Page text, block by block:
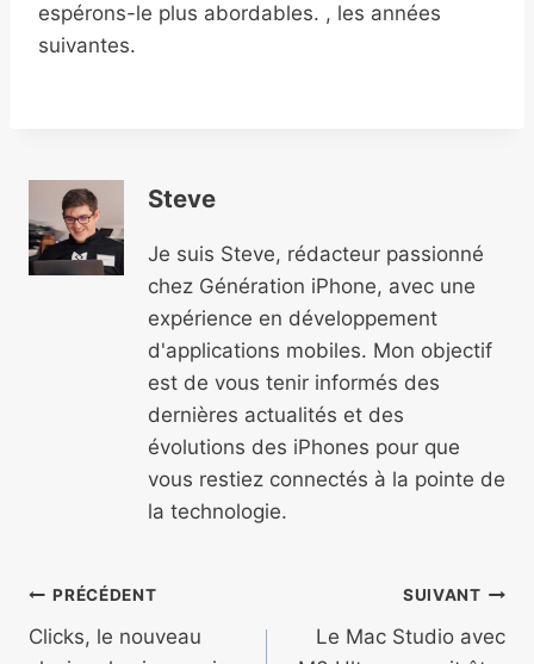
espérons-le plus abordables. , les années
suivantes.
Steve
Je suis Steve, rédacteur passionné
chez Génération iPhone, avec une
expérience en développement
d'applications mobiles. Mon objectif
est de vous tenir informés des
dernières actualités et des
évolutions des iPhones pour que
vous restiez connectés à la pointe de
la technologie.
Navigation
de
PRÉCÉDENT
Clicks, le nouveau
SUIVANT
Le Mac Studio avec